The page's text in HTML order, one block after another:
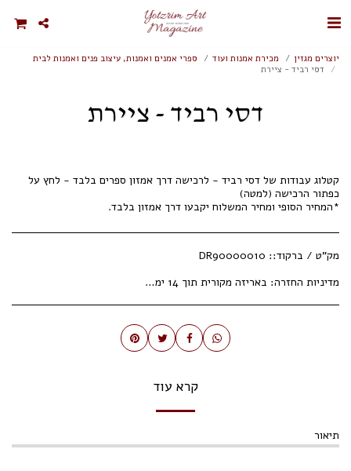
יוצרים מגזין מכירת אמנות ועוד
ספרי אמנים ואמנות, עיצוב פנים ואמנות לבית
דסי רביד - ציירת
דסי רביד - ציירת
קטלוג עבודות של דסי רביד - לרכישה דרך אמזון ספרים בלבד - לחץ על
*המחיר הסופי ומחיר המשלוח יקבעו דרך אמזון בלבד.
מק"ט / ברקוד:: DR90000010
מדיניות החזרה: באריזה מקורית תוך 14 ימי עסקים.
קרא עוד
תיאור